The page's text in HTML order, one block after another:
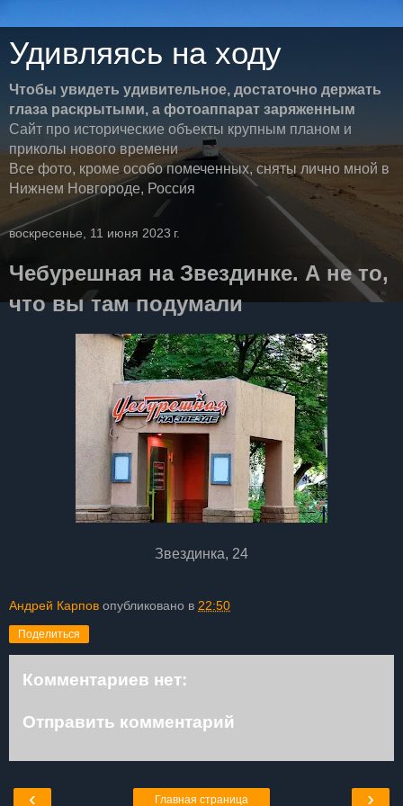
Удивляясь на ходу
Чтобы увидеть удивительное, достаточно держать
глаза раскрытыми, а фотоаппарат заряженным
Сайт про исторические объекты крупным планом и
приколы нового времени
Все фото, кроме особо помеченных, сняты лично мной в
Нижнем Новгороде, Россия
воскресенье, 11 июня 2023 г.
Чебурешная на Звездинке. А не то,
что вы там подумали
Звездинка, 24
Андрей Карпов опубликовано в 22:50
Поделиться
Комментариев нет:
Отправить комментарий
‹ ›
Главная страница